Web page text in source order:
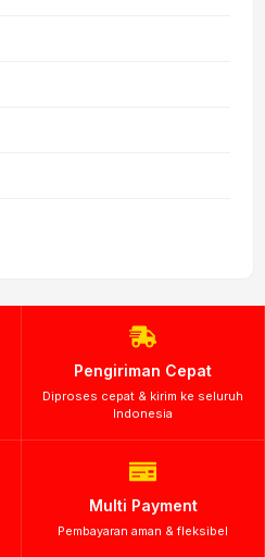
Pengiriman Cepat
Diproses cepat & kirim ke seluruh
Indonesia
Multi Payment
Pembayaran aman & fleksibel